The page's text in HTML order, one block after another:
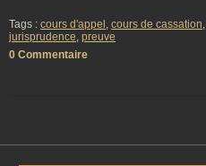
Tags : cours d'appel , cours de cassation,
jurisprudence, preuve
0 Commentaire